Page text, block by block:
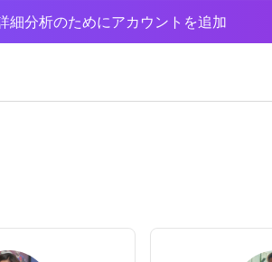
分析のためにアカウントを追加